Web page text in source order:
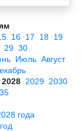
16 17 18 19
29 30
Июль Август
2028 2029 2030
года